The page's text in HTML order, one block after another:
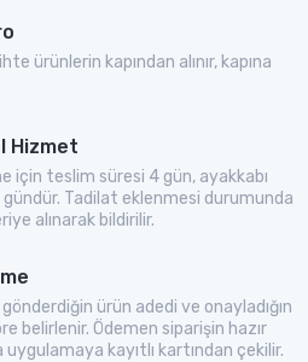
ürünlerin kapından alınır, kapına
Hizmet
için teslim süresi 4 gün, ayakkabı
gündür. Tadilat eklenmesi durumunda
alınarak bildirilir.
ürün adedi ve onayladığın
belirlenir. Ödemen siparişin hazır
kayıtlı kartından çekilir.